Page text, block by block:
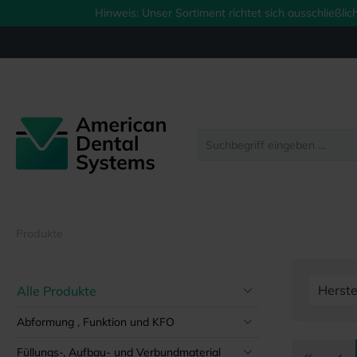
Zur Hauptnavigation springen
Hinweis: Unser Sortiment richtet sich
Alle Produkte
Abformung , Funktion und KFO
Füllungs-, Aufbau- und Verbundmaterial